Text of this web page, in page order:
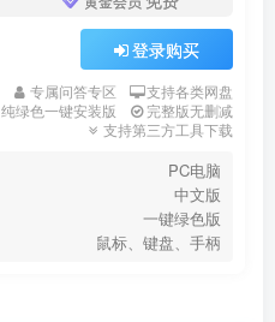
登录购买
专属问答专区
支持各类网盘
纯绿色一键安装版
完整版无删减
支持第三方工具下载
PC电脑
中文版
一键绿色版
鼠标、键盘、手柄